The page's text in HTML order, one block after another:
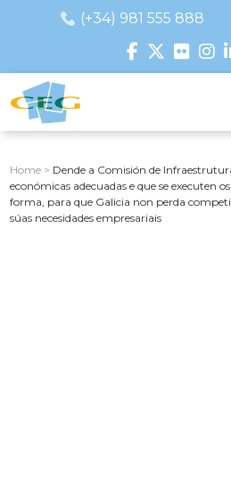
(+34) 981 555 888
Home > Dende a Comisión de
económicas adecuadas e que se executen
forma, para que Galicia non perda
súas necesidades empresariais